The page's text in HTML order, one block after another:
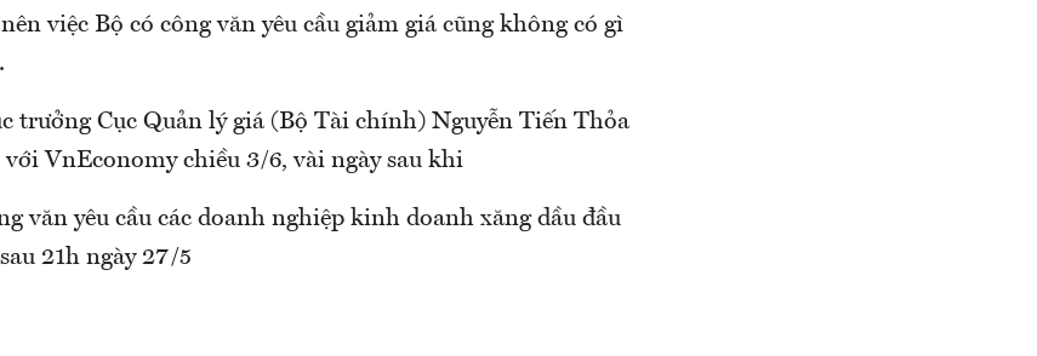
việc Bộ có công văn yêu cầu giảm giá cũng không có gì
trưởng Cục Quản lý giá (Bộ Tài chính) Nguyễn Tiến Thỏa
VnEconomy chiều 3/6, vài ngày sau khi
văn yêu cầu các doanh nghiệp kinh doanh xăng dầu đầu
21h ngày 27/5